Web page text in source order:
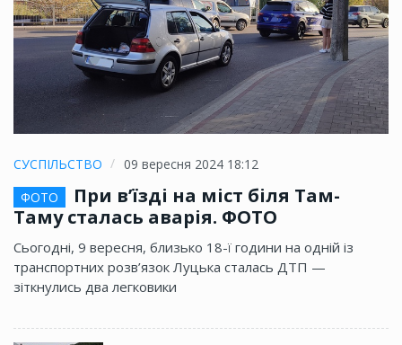
СУСПІЛЬСТВО
09 вересня 2024 18:12
ФОТО
При в’їзді на міст біля Там-
Таму сталась аварія. ФОТО
Сьогодні, 9 вересня, близько 18-ї години на одній із
транспортних розв’язок Луцька сталась ДТП —
зіткнулись два легковики